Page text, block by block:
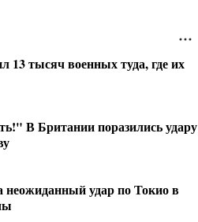
13 тысяч военных туда, где их
В Британии поразились удару
неожиданный удар по Токио в